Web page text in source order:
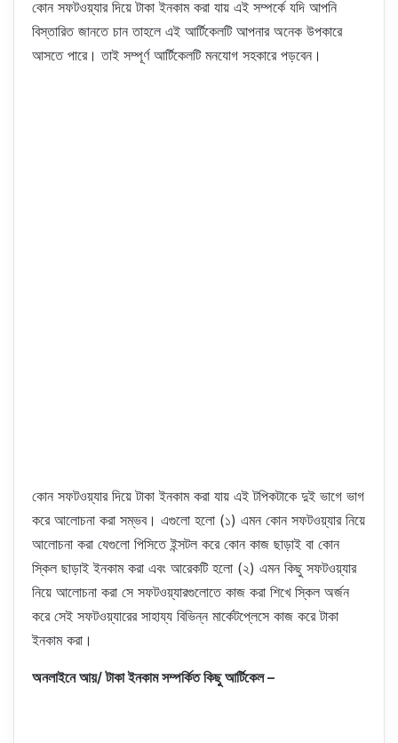
কোন সফটওয়্যার দিয়ে টাকা ইনকাম করা যায় এই সম্পর্কে যদি আপনি
বিস্তারিত জানতে চান তাহলে এই আর্টিকেলটি আপনার অনেক উপকারে
আসতে পারে। তাই সম্পূর্ণ আর্টিকেলটি মনযোগ সহকারে পড়বেন।
কোন সফটওয়্যার দিয়ে টাকা ইনকাম করা যায় এই টপিকটাকে দুই ভাগে ভাগ
করে আলোচনা করা সম্ভব। এগুলো হলো (১) এমন কোন সফটওয়্যার নিয়ে
আলোচনা করা যেগুলো পিসিতে ইন্সটল করে কোন কাজ ছাড়াই বা কোন
স্কিল ছাড়াই ইনকাম করা এবং আরেকটি হলো (২) এমন কিছু সফটওয়্যার
নিয়ে আলোচনা করা সে সফটওয়্যারগুলোতে কাজ করা শিখে স্কিল অর্জন
করে সেই সফটওয়্যারের সাহায্য বিভিন্ন মার্কেটপ্লেসে কাজ করে টাকা
ইনকাম করা।
অনলাইনে আয়/ টাকা ইনকাম সম্পর্কিত কিছু আর্টিকেল –